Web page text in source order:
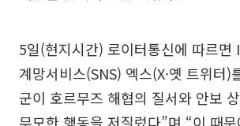
5일(현지시간) 로이터통신에 따르면
계망서비스(SNS) 엑스(X·옛 트위터)
군이 호르무즈 해협의 질서와 안보